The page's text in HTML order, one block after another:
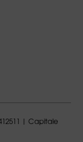
| Capitale